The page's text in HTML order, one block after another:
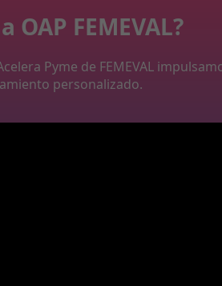
OAP FEMEVAL?
Pyme de FEMEVAL
personalizado.